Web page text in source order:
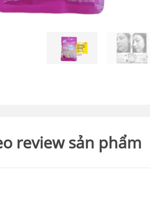
review sản phẩm